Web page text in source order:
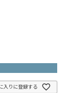
入りに登録する